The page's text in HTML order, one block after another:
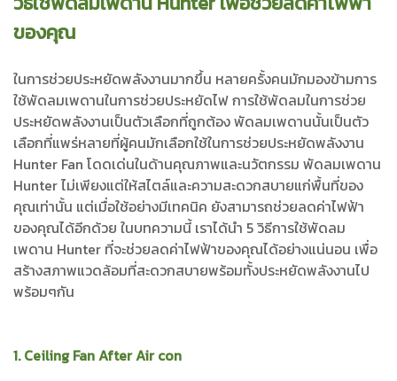
ของคุณ
ในการช่วยประหยัดพลังงานมากขึ้น หลายครั้งคนมักมองข้ามการ
ใช้พัดลมเพดานในการช่วยประหยัดไฟ การใช้พัดลมในการช่วย
ประหยัดพลังงานเป็นตัวเลือกที่ถูกต้อง พัดลมเพดานนั้นเป็นตัว
เลือกที่แพร่หลายที่ผู้คนมักเลือกใช้ในการช่วยประหยัดพลังงาน
Hunter Fan โดดเด่นในด้านคุณภาพและนวัตกรรม พัดลมเพดาน
Hunter ไม่เพียงแต่ให้สไตล์และความสะดวกสบายแก่พื้นที่ของ
คุณเท่านั้น แต่เมื่อใช้อย่างมีเทคนิค ยังสามารถช่วยลดค่าไฟฟ้า
ของคุณได้อีกด้วย ในบทความนี้ เราได้นำ 5 วิธีการใช้พัดลม
เพดาน Hunter ที่จะช่วยลดค่าไฟฟ้าของคุณได้อย่างแน่นอน เพื่อ
สร้างสภาพแวดล้อมที่สะดวกสบายพร้อมทั้งประหยัดพลังงานไป
พร้อมๆกัน
1. Ceiling Fan After Air con